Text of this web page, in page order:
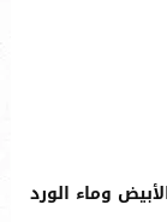
وماء الورد